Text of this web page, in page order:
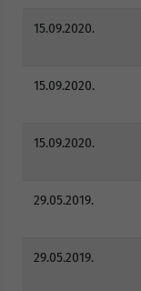
15.09.2020.
15.09.2020.
15.09.2020.
29.05.2019.
29.05.2019.